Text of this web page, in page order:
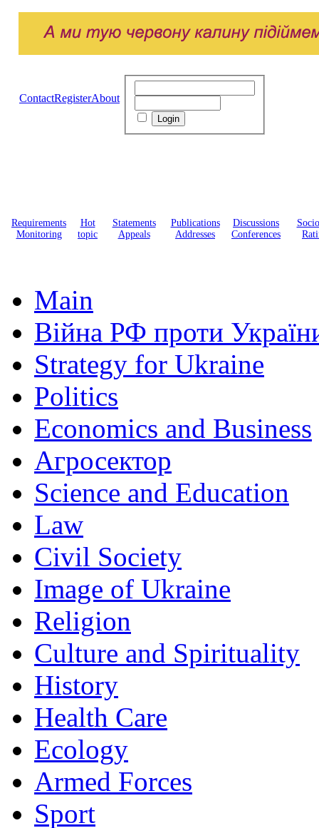
ContactRegisterAbout
Requirements
Monitoring
Hot
topic
Statements
Appeals
Publications
Addresses
Discussions
Conferences
Main
Війна РФ проти
Strategy for Ukraine
Politics
Economics and Business
Агросектор
Science and Education
Law
Civil Society
Image of Ukraine
Religion
Culture and Spirituality
History
Health Care
Ecology
Armed Forces
Sport